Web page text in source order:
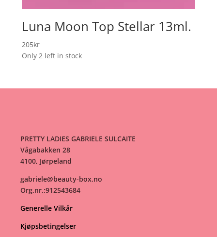
Luna Moon Top Stellar 13ml.
205kr
Only 2 left in stock
PRETTY LADIES GABRIELE SULCAITE
Vågabakken 28
4100, Jørpeland
gabriele@beauty-box.no
Org.nr.:912543684
Generelle Vilkår
Kjøpsbetingelser